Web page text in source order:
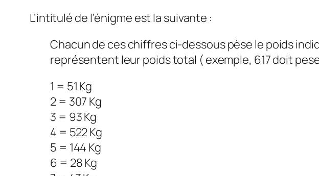
L’intitulé de l’énigme est la suivante :
Chacun de ces chiffres ci-dessous pèse le poids
représentent leur poids total ( exemple, 617 doit
1 = 51 Kg
2 = 307 Kg
3 = 93 Kg
4 = 522 Kg
5 = 144 Kg
6 = 28 Kg